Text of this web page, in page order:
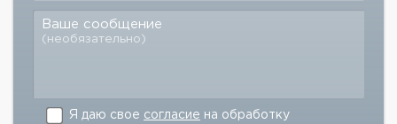
Ваше сообщение
(необязательно)
Я даю свое согласие на обработку